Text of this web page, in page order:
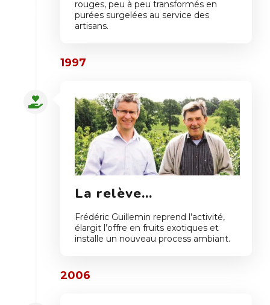
rouges, peu à peu transformés en
purées surgelées au service des
artisans.
1997
La relève…
Frédéric Guillemin reprend l’activité,
élargit l’offre en fruits exotiques et
installe un nouveau process ambiant.
2006